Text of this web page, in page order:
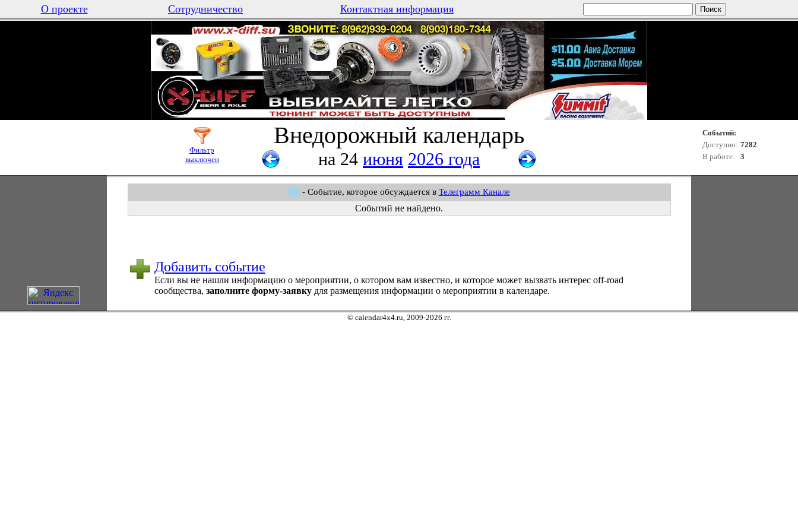
О проекте Сотрудничество Контактная информация
Фильтр
выключен
Внедорожный календарь
на 24 июня 2026 года
Событий:
Доступно: 7282
В работе:
3
- Событие, которое обсуждается в Телеграмм Канале
Событий не найдено.
Добавить событие
Если вы не нашли информацию о мероприятии, о котором вам известно, и которое может вызвать интерес оff-road
сообщества, заполните форму-заявкудля размещения информации о мероприятии в календаре.
© calendar4x4.ru, 2009-2026 гг.